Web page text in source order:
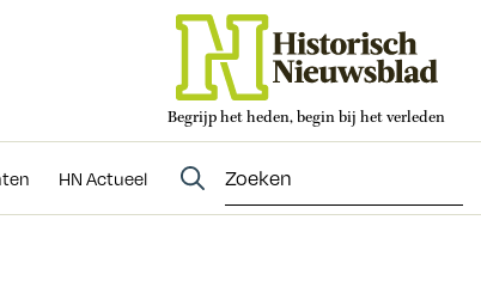
Begrijp het heden, begin bij het verleden
HN Actueel
Evenementen